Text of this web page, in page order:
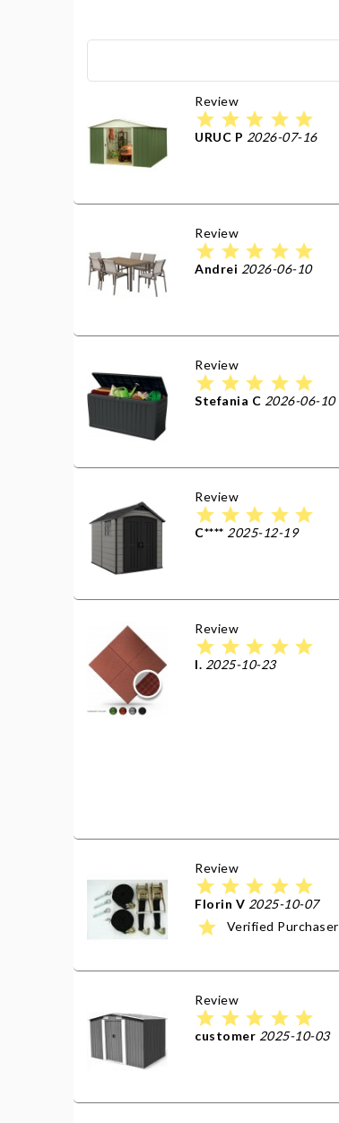
Review
star star star star star
URUC P 2026-07-16
Review
star star star star star
Andrei 2026-06-10
Review
star star star star star
Stefania C 2026-06-10
Review
star star star star star
C**** 2025-12-19
Review
star star star star star
I. 2025-10-23
Review
star star star star star
Florin V 2025-10-07
star Verified Purchaser
Review
star star star star star
customer 2025-10-03